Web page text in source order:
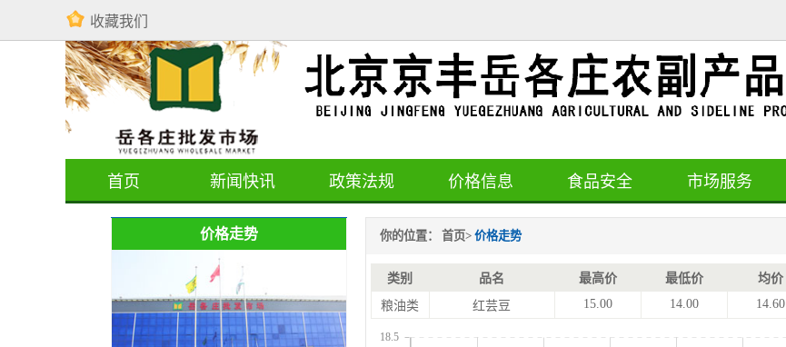
收藏我们
首页 新闻快讯 政策法规 价格信息 食品安全 市场服务
价格走势 你的位置： 首页> 价格走势
类别 品名 最高价 最低价 均价
粮油类
红芸豆 15.00 14.00 14.60
18.5